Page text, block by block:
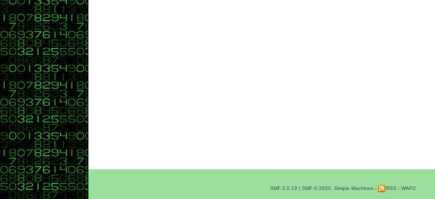
SMF 2.0.19 | SMF © 2020 Simple Machines - RSS - WAP2